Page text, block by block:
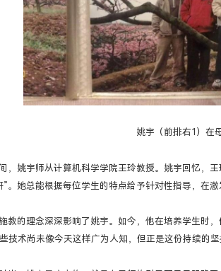
姚宇（前排右1）在
，姚宇师从计算机科学学院王玲教授。姚宇回忆，
”。她总能根据每位学生的特点给予针对性指导，在
教的理念深深影响了姚宇。如今，他在培养学生时
技术尚未像今天这样广为人知，但正是这份持续的